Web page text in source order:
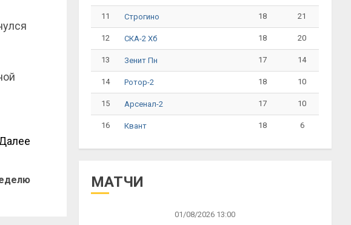
11 Строгино 18 21
12 СКА-2 Хб 18 20
13 Зенит Пн 17 14
14 Ротор-2 18 10
15 Арсенал-2 17 10
16 Квант 18 6
МАТЧИ
01/08/2026 13:00